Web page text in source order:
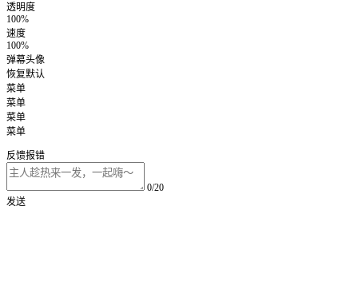
透明度
100%
速度
100%
弹幕头像
恢复默认
菜单
菜单
菜单
菜单
反馈报错
0/20
发送